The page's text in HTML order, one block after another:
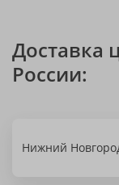
Доставка
России:
Нижний